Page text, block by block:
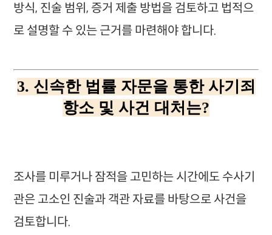
방식, 진술 범위, 증거 제출 방법을 검토하고 법적으
로 설명할 수 있는 근거를 마련해야 합니다.
3. 신속한 법률 자문을 통한 사기죄
항소 및 사건 대처는?
조사를 미루거나 잠적을 고민하는 시간에도 수사기
관은 고소인 진술과 객관 자료를 바탕으로 사건을
검토합니다.